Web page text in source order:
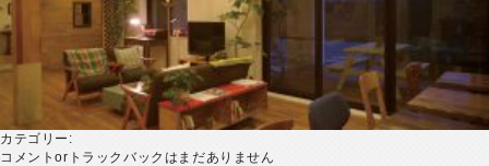
カテゴリー:
コメントorトラックバックはまだありません